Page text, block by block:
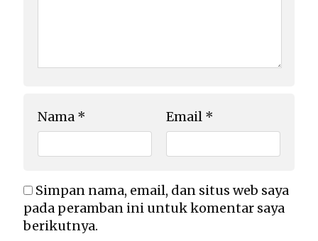
Nama * Email *
Simpan nama, email, dan situs web saya
pada peramban ini untuk komentar saya
berikutnya.